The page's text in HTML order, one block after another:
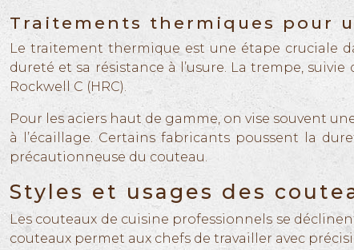
Traitements thermiques pour
Le traitement thermique est une étape cruciale
dureté et sa résistance à l’usure. La trempe,
Rockwell C (HRC).
Pour les aciers haut de gamme, on vise souvent
à l’écaillage. Certains fabricants poussent la
précautionneuse du couteau.
Styles et usages des
Les couteaux de cuisine professionnels se
couteaux permet aux chefs de travailler avec